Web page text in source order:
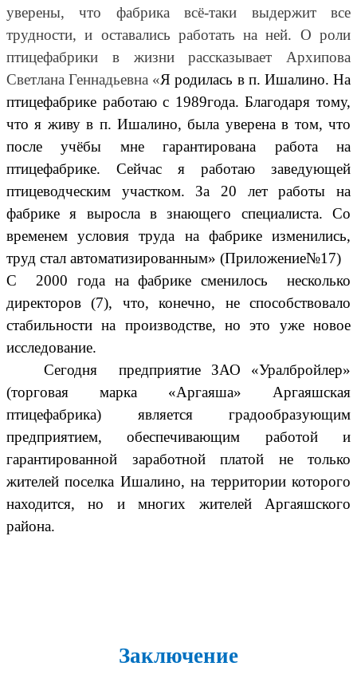
уверены, что фабрика всё-таки выдержит все
трудности, и оставались работать на ней. О роли
птицефабрики в жизни рассказывает Архипова
Светлана Геннадьевна «Я родилась в п. Ишалино. На
птицефабрике работаю с 1989года. Благодаря тому,
что я живу в п. Ишалино, была уверена в том, что
после учёбы мне гарантирована работа на
птицефабрике. Сейчас я работаю заведующей
птицеводческим участком. За 20 лет работы на
фабрике я выросла в знающего специалиста. Со
временем условия труда на фабрике изменились,
труд стал автоматизированным» (Приложение№17)
С 2000 года на фабрике сменилось несколько
директоров (7), что, конечно, не способствовало
стабильности на производстве, но это уже новое
исследование.
Сегодня предприятие ЗАО «Уралбройлер»
(торговая марка «Аргаяша» Аргаяшская
птицефабрика) является градообразующим
предприятием, обеспечивающим работой и
гарантированной заработной платой не только
жителей поселка Ишалино, на территории которого
находится, но и многих жителей Аргаяшского
района.
Заключение